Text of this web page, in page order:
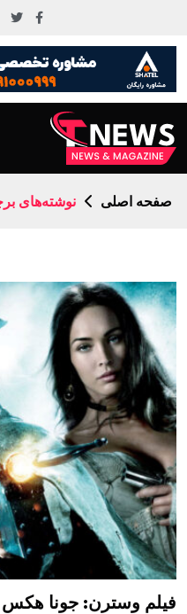
صفحه اصلی نوشته‌های
فیلم وسترن: جونا هکس